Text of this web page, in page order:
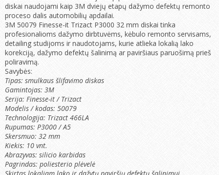
diskai naudojami kaip 3M dviejų etapų dažymo defektų remonto
proceso dalis automobilių apdailai.
3M 50079 Finesse-it Trizact P3000 32 mm diskai tinka
profesionalioms dažymo dirbtuvėms, kėbulo remonto servisams,
detailing studijoms ir naudotojams, kurie atlieka lokalią lako
korekciją, dažymo defektų šalinimą ar paviršiaus paruošimą prieš
poliravimą.
Savybės:
Tipas: smulkaus šlifavimo diskas
Gamintojas: 3M
Serija: Finesse-it / Trizact
Modelis / kodas: 50079
Technologija: Trizact 466LA
Rupumas: P3000 / A5
Skersmuo: 32 mm
Kiekis: 10 vnt.
Abrazyvas: silicio karbidas
Pagrindas: poliesterio plėvelė